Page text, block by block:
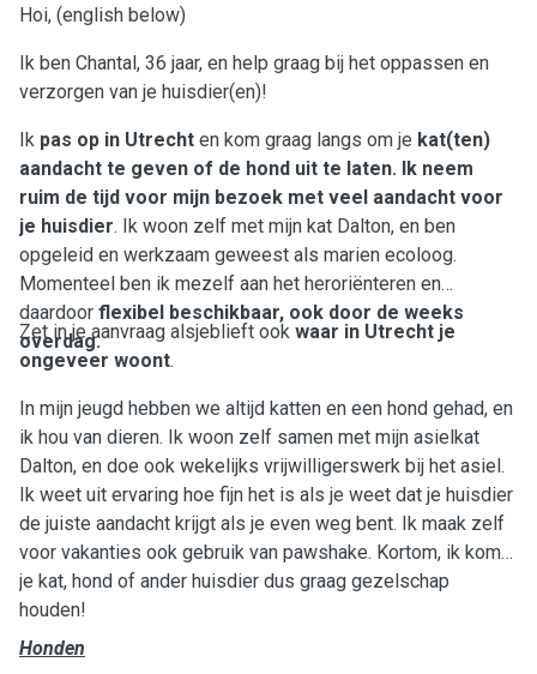
Hoi, (english below)
Ik ben Chantal, 36 jaar, en help graag bij het oppassen en
verzorgen van je huisdier(en)!
Ik pas op in Utrecht en kom graag langs om je kat(ten)
aandacht te geven of de hond uit te laten. Ik neem
ruim de tijd voor mijn bezoek met veel aandacht voor
je huisdier. Ik woon zelf met mijn kat Dalton, en ben
opgeleid en werkzaam geweest als marien ecoloog.
Momenteel ben ik mezelf aan het heroriënteren en
daardoor flexibel beschikbaar, ook door de weeks
overdag.
Zet in je aanvraag alsjeblieft ook waar in Utrecht je
ongeveer woont.
In mijn jeugd hebben we altijd katten en een hond gehad, en
ik hou van dieren. Ik woon zelf samen met mijn asielkat
Dalton, en doe ook wekelijks vrijwilligerswerk bij het asiel.
Ik weet uit ervaring hoe fijn het is als je weet dat je huisdier
de juiste aandacht krijgt als je even weg bent. Ik maak zelf
voor vakanties ook gebruik van pawshake. Kortom, ik kom
je kat, hond of ander huisdier dus graag gezelschap
houden!
Honden